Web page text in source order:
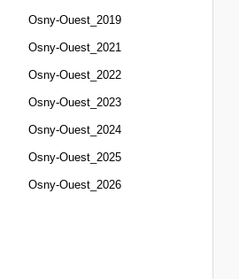
Osny-Ouest_2019
Osny-Ouest_2021
Osny-Ouest_2022
Osny-Ouest_2023
Osny-Ouest_2024
Osny-Ouest_2025
Osny-Ouest_2026